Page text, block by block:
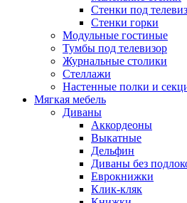
Стенки под
Стенки горки
Модульные гостиные
Тумбы под телевизор
Журнальные столики
Стеллажи
Настенные полки и
Мягкая мебель
Диваны
Аккордеоны
Выкатные
Дельфин
Диваны без
Еврокнижки
Клик-кляк